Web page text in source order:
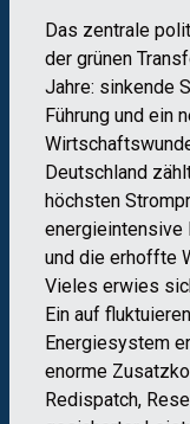
Das zentrale
der grünen
Jahre: sinkende
Führung und ein
Deutschland
höchsten
energieintensive
und die erhoffte
Vieles erwies
Ein auf
Energiesystem
enorme
Redispatch,